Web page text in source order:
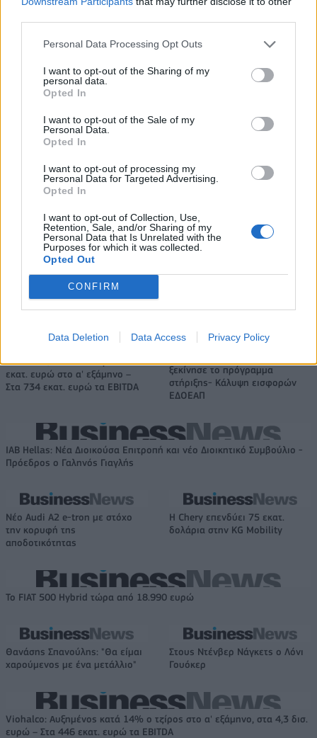
Personal Data Processing Opt Outs
I want to opt-out of the Sharing of my
personal data.
Opted In
I want to opt-out of the Sale of my
Personal Data.
Opted In
I want to opt-out of processing my
Personal Data for Targeted Advertising.
Opted In
I want to opt-out of Collection, Use,
Retention, Sale, and/or Sharing of my
Personal Data that Is Unrelated with the
Purposes for which it was collected.
Opted Out
CONFIRM
Data Deletion Data Access Privacy Policy
Πήρε τον Αλέρικ Φρίμαν ο
Βίκος Ιωαννίνων
Β.Σ. Καρούλιας: Τζίρος 98,7
low & non alcohol
Metlen: Ρεκόρ EBITDA στο α' εξάμηνο, στα 550 εκατ. ευρώ – Καθαρά
κέρδη 313 εκατ. ευρώ
HELLENiQ ENERGY: Κέρδη 393
εκατ. ευρώ στο α' εξάμηνο –
Στα 734 εκατ. ευρώ τα EBITDA
Media: Με ενίσχυση 8 εκατ.
ξεκίνησε το πρόγραμμα
στήριξης- Κάλυψη εισφορών
ΕΔΟΕΑΠ
IAB Hellas: Νέα Διοικούσα Επιτροπή και νέο Διοικητικό Συμβούλιο -
Πρόεδρος ο Γαληνός Γιαγλής
Νέο Audi A2 e-tron με στόχο
την κορυφή της
αποδοτικότητας
Η Chery επενδύει 75 εκατ.
δολάρια στην KG Mobility
Το FIAT 500 Hybrid τώρα από 18.990 ευρώ
Θανάσης Σπανούλης: "Θα είμαι
χαρούμενος με ένα μετάλλιο"
Στους Ντένβερ Νάγκετς ο Λόνι
Γουόκερ
Viohalco: Αυξημένος κατά 14% ο τζίρος στο α' εξάμηνο, στα 4,3 δισ.
ευρώ – Στα 446 εκατ. ευρώ τα EBITDA